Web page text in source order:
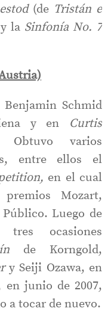
(de Tristán e
la Sinfonía No. 7
Schmid
y en Curtis
Obtuvo varios
entre ellos el
en el cual
Mozart,
Luego de
ocasiones
de Korngold,
y Seiji Ozawa, en
en junio de 2007,
a tocar de nuevo.